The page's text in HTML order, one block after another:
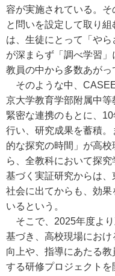
容が実施されている。
と問いを設定して取り
は、生徒にとって「や
が深まらず「調べ学習
教員の中から多数あがっ
そのような中、
京大学教育学部附属中
緊密な連携のもとに、
行い、研究成果を蓄積
的な探究の時間」が高
ら、全教科において探
基づく実証研究からは
社会に出てからも、効
いるという。
そこで、2025年度よ
基づき、高校現場にお
向上や、指導にあたる
する研修プロジェクト